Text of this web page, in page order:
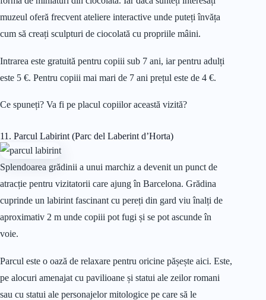
muzeul oferă frecvent ateliere interactive unde puteți învăța
cum să creați sculpturi de ciocolată cu propriile mâini.
Intrarea este gratuită pentru copiii sub 7 ani, iar pentru adulți
este 5 €. Pentru copiii mai mari de 7 ani prețul este de 4 €.
Ce spuneți? Va fi pe placul copiilor această vizită?
11. Parcul Labirint (Parc del Laberint d’Horta)
Splendoarea grădinii a unui marchiz a devenit un punct de
atracție pentru vizitatorii care ajung în Barcelona. Grădina
cuprinde un labirint fascinant cu pereți din gard viu înalți de
aproximativ 2 m unde copiii pot fugi și se pot ascunde în
voie.
Parcul este o oază de relaxare pentru oricine pășește aici. Este,
pe alocuri amenajat cu pavilioane și statui ale zeilor romani
sau cu statui ale personajelor mitologice pe care să le